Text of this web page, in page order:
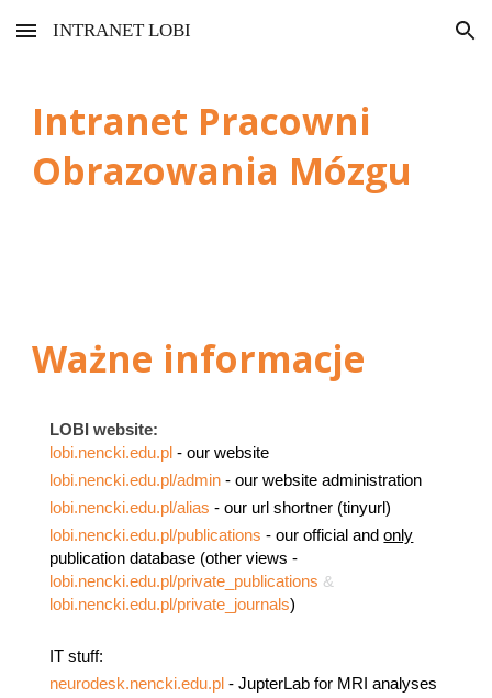
Skip to main content Skip to navigation
INTRANET LOBI
Intranet Pracowni
Obrazowania Mózgu
Ważne informacje
LOBI website:
lobi.nencki.edu.pl - our website
lobi.nencki.edu.pl/admin - our website administration
lobi.nencki.edu.pl/alias - our url shortner (tinyurl)
lobi.nencki.edu.pl/publications - our official andonly
publication database (other views -
lobi.nencki.edu.pl/private_publications &
lobi.nencki.edu.pl/private_journals)
IT stuff:
neurodesk.nencki.edu.pl - JupterLab for MRI analyses